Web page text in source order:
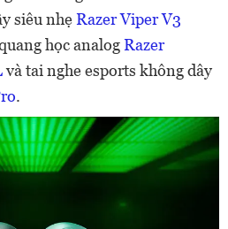
siêu nhẹRazer Viper V3
học analogRazer
và tai nghe esports không dây
.